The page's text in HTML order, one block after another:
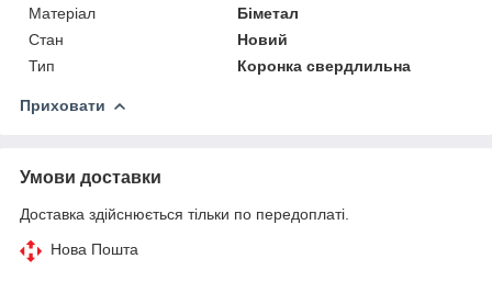
Матеріал
Біметал
Стан
Новий
Тип
Коронка свердлильна
Приховати
Умови доставки
Доставка здійснюється тільки по передоплаті.
Нова Пошта